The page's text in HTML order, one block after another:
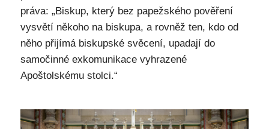
práva: „Biskup, který bez papežského pověření
vysvětí někoho na biskupa, a rovněž ten, kdo od
něho přijímá biskupské svěcení, upadají do
samočinné exkomunikace vyhrazené
Apoštolskému stolci.“